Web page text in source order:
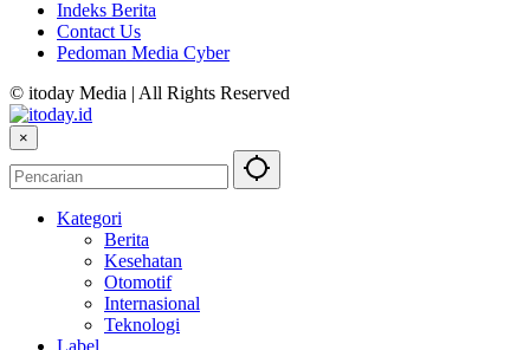
Indeks Berita
Contact Us
Pedoman Media Cyber
© itoday Media | All Rights Reserved
×
Kategori
Berita
Kesehatan
Otomotif
Internasional
Teknologi